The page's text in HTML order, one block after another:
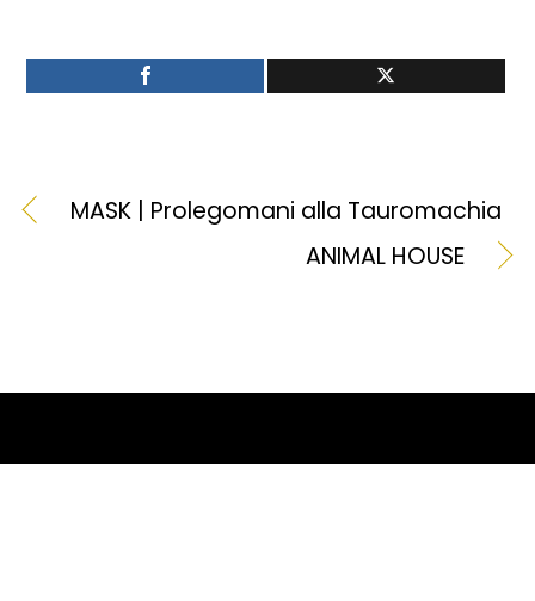
MASK | Prolegomani alla Tauromachia
ANIMAL HOUSE